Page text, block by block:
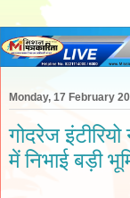
Monday, 17 February
गोदरेज
में निभाई बड़ी